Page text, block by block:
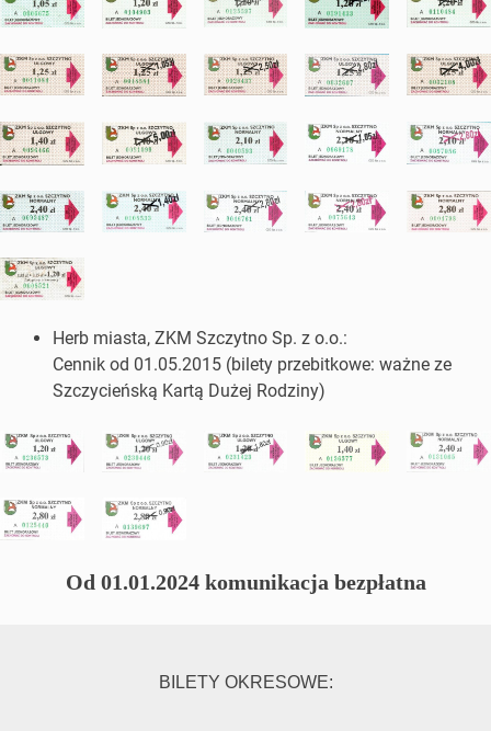
Herb miasta, ZKM Szczytno Sp. z o.o.:
Cennik od 01.05.2015 (bilety przebitkowe: ważne ze
Szczycieńską Kartą Dużej Rodziny)
Od 01.01.2024 komunikacja bezpłatna
BILETY OKRESOWE: